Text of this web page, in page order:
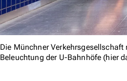
Die Münchner
Beleuchtung der U-Bahnhöfe (hier